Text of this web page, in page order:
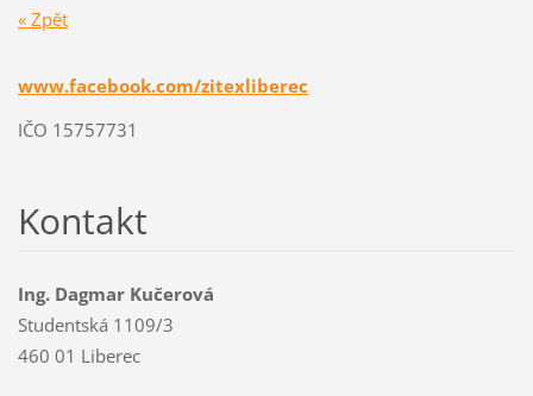
« Zpět
www.facebook.com/zitexliberec
IČO 15757731
Kontakt
Ing. Dagmar Kučerová
Studentská 1109/3
460 01 Liberec